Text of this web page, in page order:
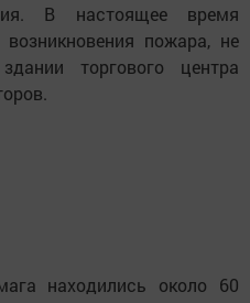
В настоящее время
пожара, не
торгового центра
находились около 60